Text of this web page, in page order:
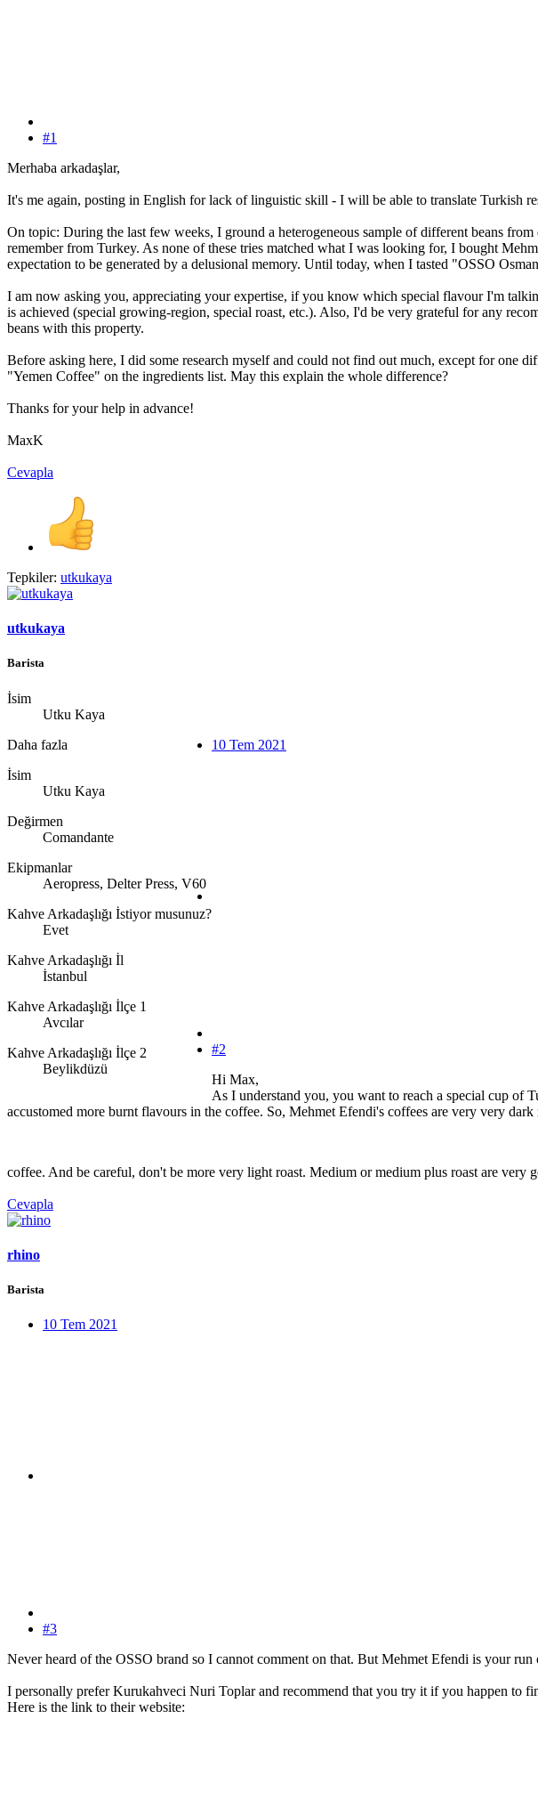
#1
Merhaba arkadaşlar,
It's me again, posting in English for lack of linguistic skill - I will be able to translate Turkish
On topic: During the last few weeks, I ground a heterogeneous sample of different beans
remember from Turkey. As none of these tries matched what I was looking for, I bought
expectation to be generated by a delusional memory. Until today, when I tasted "OSSO
I am now asking you, appreciating your expertise, if you know which special flavour I'm
is achieved (special growing-region, special roast, etc.). Also, I'd be very grateful for any
beans with this property.
Before asking here, I did some research myself and could not find out much, except for one
"Yemen Coffee" on the ingredients list. May this explain the whole difference?
Thanks for your help in advance!
MaxK
Cevapla
Tepkiler: utkukaya
utkukaya
Barista
İsim
Utku Kaya
Daha fazla
İsim
Utku Kaya
Değirmen
Comandante
Ekipmanlar
Aeropress, Delter Press, V60
Kahve Arkadaşlığı İstiyor musunuz?
Evet
Kahve Arkadaşlığı İl
İstanbul
Kahve Arkadaşlığı İlçe 1
Avcılar
Kahve Arkadaşlığı İlçe 2
Beylikdüzü
10 Tem 2021
#2
Hi Max,
As I understand you, you want to reach a special cup of
accustomed more burnt flavours in the coffee. So, Mehmet Efendi's coffees are very very
coffee. And be careful, don't be more very light roast. Medium or medium plus roast are very
Cevapla
rhino
Barista
10 Tem 2021
#3
Never heard of the OSSO brand so I cannot comment on that. But Mehmet Efendi is your
I personally prefer Kurukahveci Nuri Toplar and recommend that you try it if you happen to
Here is the link to their website: